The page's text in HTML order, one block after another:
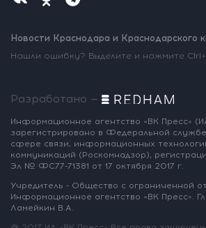
Новости Краснодара и Краснодарского
Нашли ошибку? Выделите и нажмите
Разработано —
Информационное агентство «ВК Пресс»
зарегистрировано в Федеральной
сфере связи, информационных
коммуникаций (Роскомнадзор),
Эл № ФС77-71381 от 17 октября 2017 г.
Учредитель - Общество с ограниченной
Информационное агентство «ВК Пресс».
Ламейкин В.А.